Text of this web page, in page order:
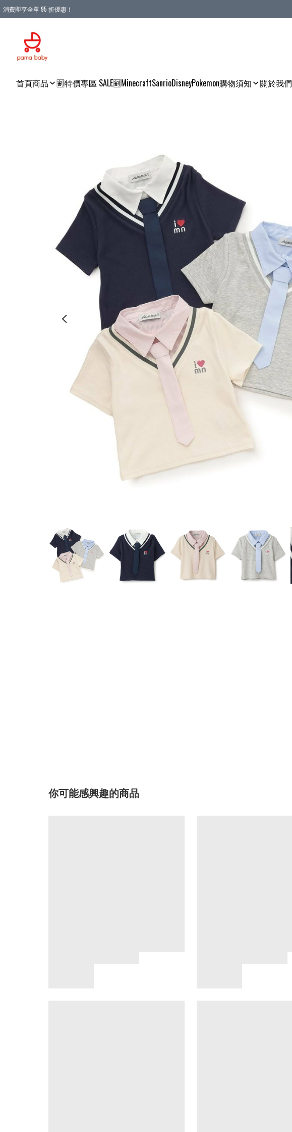
消費即享全單 95 折優惠！
首頁商品 🈹特價專區 SALE🈹MinecraftSanrioDisneyPokemon購物須知 關於我們
你可能感興趣的商品